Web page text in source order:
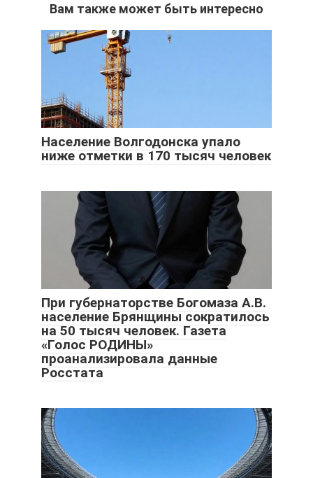
Вам также может быть интересно
Население Волгодонска упало
ниже отметки в 170 тысяч человек
При губернаторстве Богомаза А.В.
население Брянщины сократилось
на 50 тысяч человек. Газета
«Голос РОДИНЫ»
проанализировала данные
Росстата